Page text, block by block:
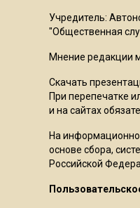
Учредитель:
"Общественная
Мнение редакции
Скачать
При перепечатке
и на сайтах
На
основе сбора,
Российской